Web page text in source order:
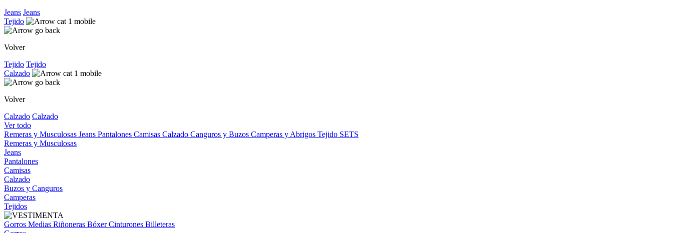
Jeans Jeans
Tejido
Volver
Tejido Tejido
Calzado
Volver
Calzado Calzado
Ver todo
Remeras y Musculosas Jeans Pantalones Camisas Calzado Canguros y Buzos Camperas y Abrigos Tejido SETS
Remeras y Musculosas
Jeans
Pantalones
Camisas
Calzado
Buzos y Canguros
Camperas
Tejidos
Gorros Medias Riñoneras BóxerCinturones Billeteras